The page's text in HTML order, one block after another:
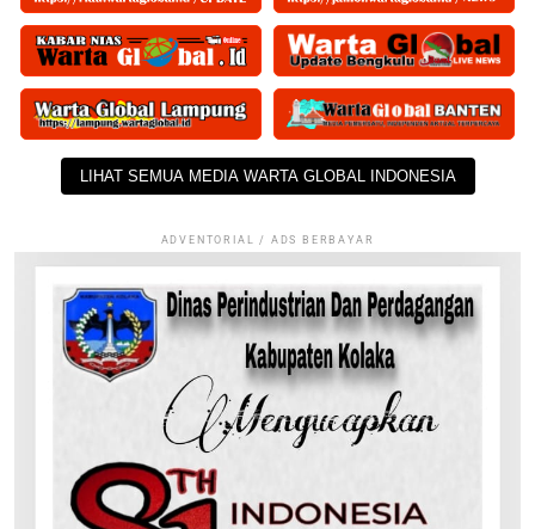
LIHAT SEMUA MEDIA WARTA GLOBAL INDONESIA
ADVENTORIAL / ADS BERBAYAR